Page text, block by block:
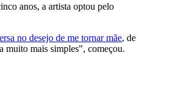
anos, a artista optou pelo
no desejo de me tornar mãe, de
muito mais simples", começou.